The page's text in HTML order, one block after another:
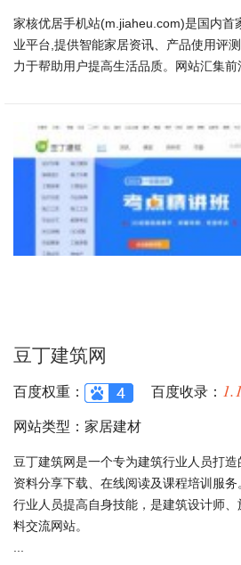
家核优居手机站(m.jiaheu.com)是国内首
业平台,提供智能家居资讯、产品使用评
力于帮助用户提高生活品质。网站汇集
豆丁建筑网
百度权重： 百度收录：
网站类型：家居建材
豆丁建筑网是一个专为建筑行业人员打
资料分享下载、在线阅读及课程培训服
行业人员提高自身技能，是建筑设计师
料交流网站。
...